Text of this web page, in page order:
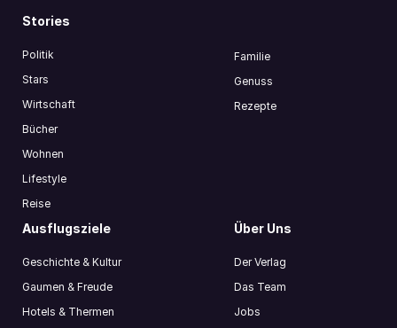
Stories
Politik
Stars
Wirtschaft
Bücher
Wohnen
Lifestyle
Reise
Familie
Genuss
Rezepte
Ausflugsziele
Geschichte & Kultur
Gaumen & Freude
Hotels & Thermen
Über Uns
Der Verlag
Das Team
Jobs